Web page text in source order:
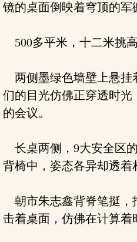
镜的桌面倒映着穹顶的军
500多平米，十二米挑高
两侧墨绿色墙壁上悬挂
们的目光仿佛正穿透时光
的会议。
长桌两侧，9大安全区
背椅中，姿态各异却透着
朝市朱志鑫背脊笔挺，
击着桌面，仿佛在计算着